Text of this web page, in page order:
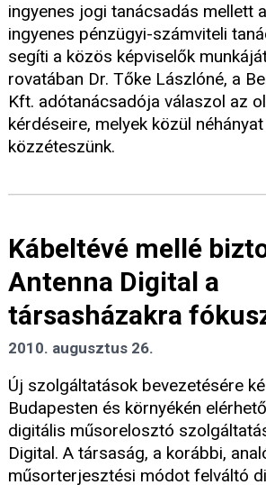
ingyenes jogi tanácsadás mellett
ingyenes pénzügyi-számviteli
segíti a közös képviselők
rovatában Dr. Tőke Lászlóné, a
Kft. adótanácsadója válaszol az
kérdéseire, melyek közül
közzéteszünk.
Kábeltévé mellé
Antenna Digital a
társasházakra
2010. augusztus 26.
Új szolgáltatások bevezetésére
Budapesten és környékén
digitális műsorelosztó
Digital. A társaság, a korábbi,
műsorterjesztési módot felváltó